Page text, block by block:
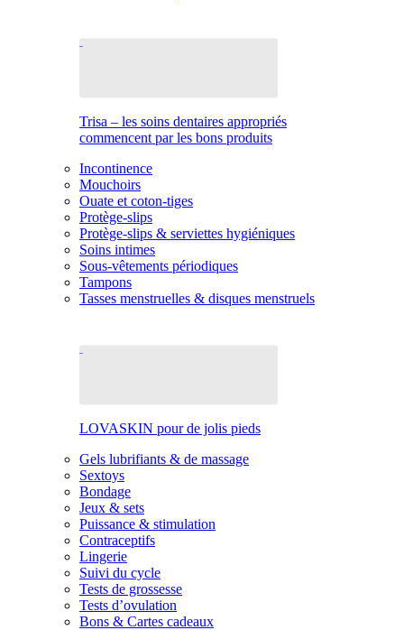
Trisa – les soins dentaires appropriés
commencent par les bons produits
Incontinence
Mouchoirs
Ouate et coton-tiges
Protège-slips
Protège-slips & serviettes hygiéniques
Soins intimes
Sous-vêtements périodiques
Tampons
Tasses menstruelles & disques menstruels
LOVASKIN pour de jolis pieds
Gels lubrifiants & de massage
Sextoys
Bondage
Jeux & sets
Puissance & stimulation
Contraceptifs
Lingerie
Suivi du cycle
Tests de grossesse
Tests d’ovulation
Bons & Cartes cadeaux